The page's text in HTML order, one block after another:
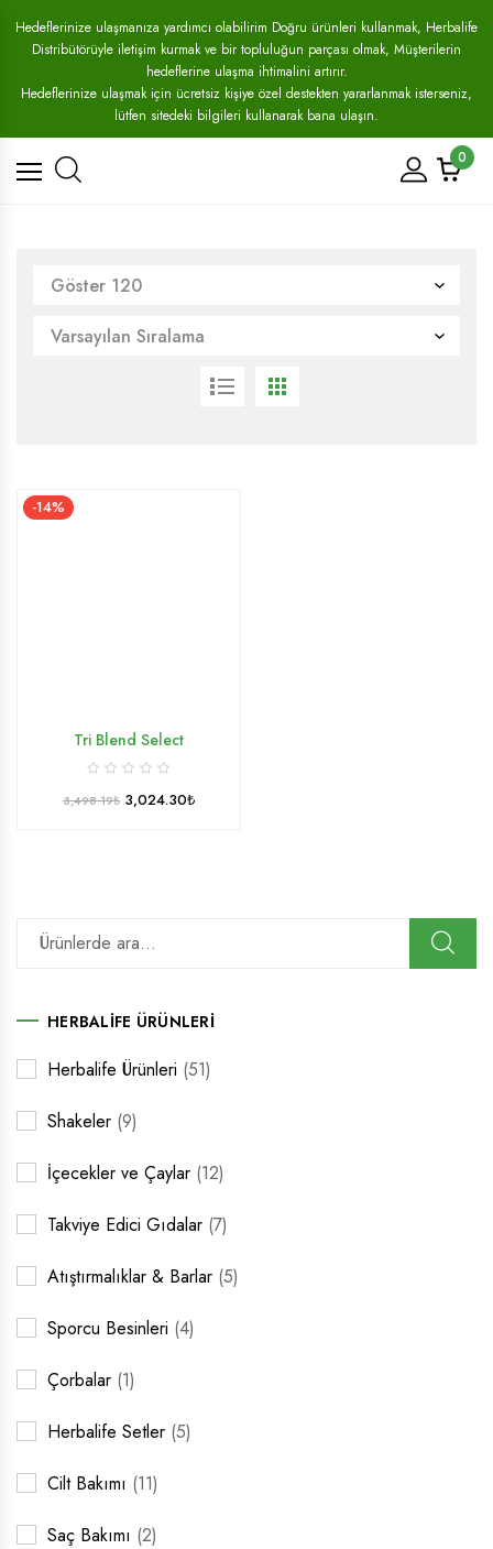
Hedeflerinize ulaşmanıza yardımcı olabilirim Doğru ürünleri kullanmak, Herbalife
Distribütörüyle iletişim kurmak ve bir topluluğun parçası olmak, Müşterilerin
hedeflerine ulaşma ihtimalini artırır.
Hedeflerinize ulaşmak için ücretsiz kişiye özel destekten yararlanmak isterseniz,
lütfen sitedeki bilgileri kullanarak bana ulaşın.
0
-14%
​​Tri Blend Select​
3,498.19₺ 3,024.30₺
HERBALIFE ÜRÜNLERI
Herbalife Ürünleri (51)
Shakeler (9)
İçecekler ve Çaylar (12)
Takviye Edici Gıdalar (7)
Atıştırmalıklar & Barlar (5)
Sporcu Besinleri (4)
Çorbalar (1)
Herbalife Setler (5)
Cilt Bakımı (11)
Saç Bakımı (2)